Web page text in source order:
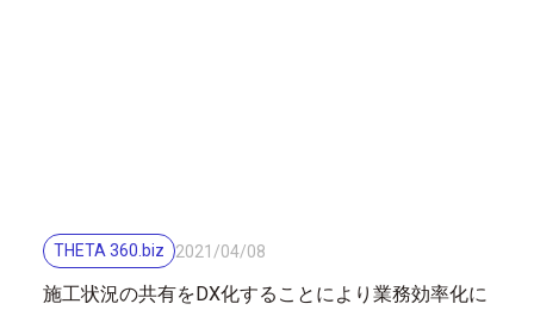
THETA 360.biz 2021 /04/08
施工状況の共有をDX化することにより業務効率化に